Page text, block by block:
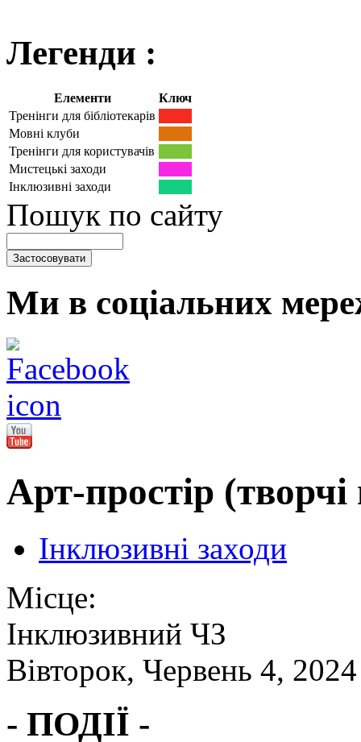
Легенди :
Елементи
Ключ
Тренінги для бібліотекарів
Мовні клуби
Тренінги для користувачів
Мистецькі заходи
Інклюзивні заходи
Пошук по сайту
Ми в соціальних
Арт-простір
Інклюзивні заходи
Місце:
Інклюзивний ЧЗ
Вівторок, Червень 4,
- ПОДІЇ -